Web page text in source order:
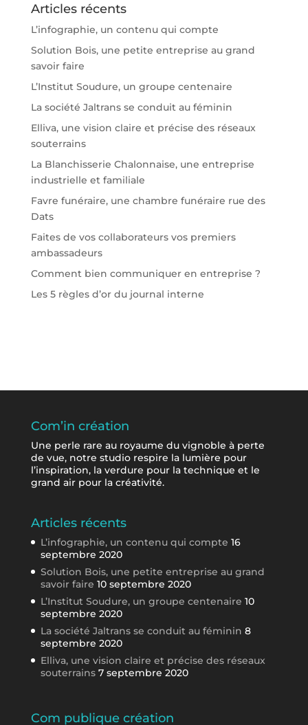
Articles récents
L’infographie, un contenu qui compte
Solution Bois, une petite entreprise au grand
savoir faire
L’Institut Soudure, un groupe centenaire
La société Jaltrans se conduit au féminin
Elliva, une vision claire et précise des réseaux
souterrains
La Blanchisserie Chalonnaise, une entreprise
industrielle et familiale
Favre funéraire, une chambre funéraire rue des
Dats
Faites de vos collaborateurs vos premiers
ambassadeurs
Comment bien communiquer en entreprise ?
Les 5 règles d’or du journal interne
Com’in création
Une perle rare au royaume du vignoble à perte
de vue, notre studio respire la lumière pour
l’inspiration, la verdure pour la technique et le
grand air pour la créativité.
Articles récents
L’infographie, un contenu qui compte 16
septembre 2020
Solution Bois, une petite entreprise au grand
savoir faire 10 septembre 2020
L’Institut Soudure, un groupe centenaire 10
septembre 2020
La société Jaltrans se conduit au féminin 8
septembre 2020
Elliva, une vision claire et précise des réseaux
souterrains 7 septembre 2020
Com publique création